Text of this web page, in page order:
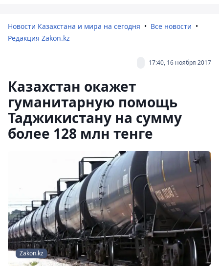
Новости Казахстана и мира на сегодня
Все новости
Редакция Zakon.kz
17:40, 16 ноября 2017
Казахстан окажет
гуманитарную помощь
Таджикистану на сумму
более 128 млн тенге
Zakon.kz